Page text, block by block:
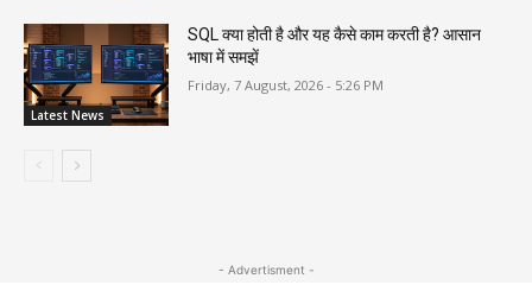
Latest News
SQL क्या होती है और यह कैसे काम करती है? आसान
भाषा में समझें
Friday, 7 August, 2026 - 5:26 PM
- Advertisment -